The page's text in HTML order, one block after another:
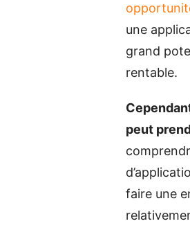
une
grand
rentable.
peut
faire une